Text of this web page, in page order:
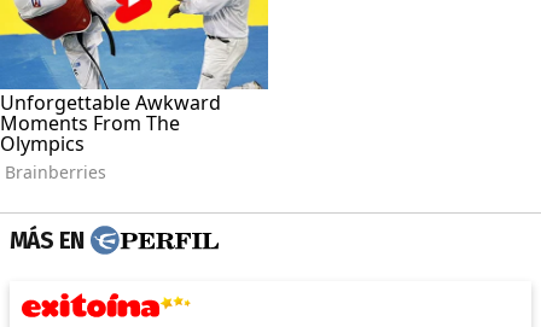
MÁS EN